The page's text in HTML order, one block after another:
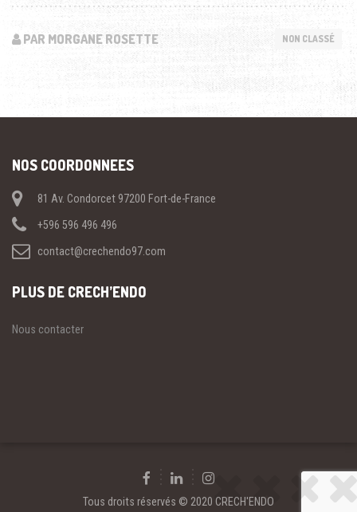
PAR MORGANE ROSETTE NON CLASSÉ
NOS COORDONNEES
81 Av. Condorcet 97200 Fort-de-France
+596 596 496 496
contact@crechendo97.com
PLUS DE CRECH’ENDO
Nous contacter
Tous droits réservés © 2020 CRECH'ENDO